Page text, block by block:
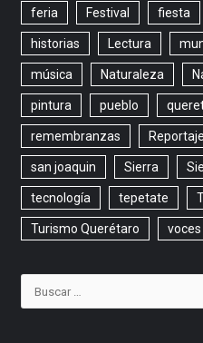
feria Festival fiesta
historias Lectura
música Naturaleza
pintura pueblo
remembranzas
san joaquin Sierra
tecnología tepetate
Turismo Querétaro voces